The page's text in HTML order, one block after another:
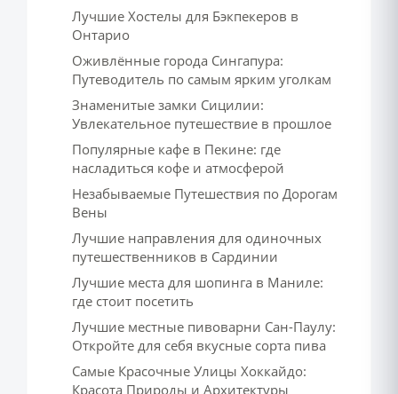
Лучшие Хостелы для Бэкпекеров в
Онтарио
Оживлённые города Сингапура:
Путеводитель по самым ярким уголкам
Знаменитые замки Сицилии:
Увлекательное путешествие в прошлое
Популярные кафе в Пекине: где
насладиться кофе и атмосферой
Незабываемые Путешествия по Дорогам
Вены
Лучшие направления для одиночных
путешественников в Сардинии
Лучшие места для шопинга в Маниле:
где стоит посетить
Лучшие местные пивоварни Сан-Паулу:
Откройте для себя вкусные сорта пива
Самые Красочные Улицы Хоккайдо:
Красота Природы и Архитектуры